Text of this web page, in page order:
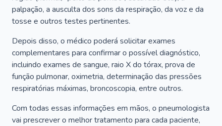
palpação, a ausculta dos sons da respiração, da voz e da
tosse e outros testes pertinentes.
Depois disso, o médico poderá solicitar exames
complementares para confirmar o possível diagnóstico,
incluindo exames de sangue, raio X do tórax, prova de
função pulmonar, oximetria, determinação das pressões
respiratórias máximas, broncoscopia, entre outros.
Com todas essas informações em mãos, o pneumologista
vai prescrever o melhor tratamento para cada paciente,